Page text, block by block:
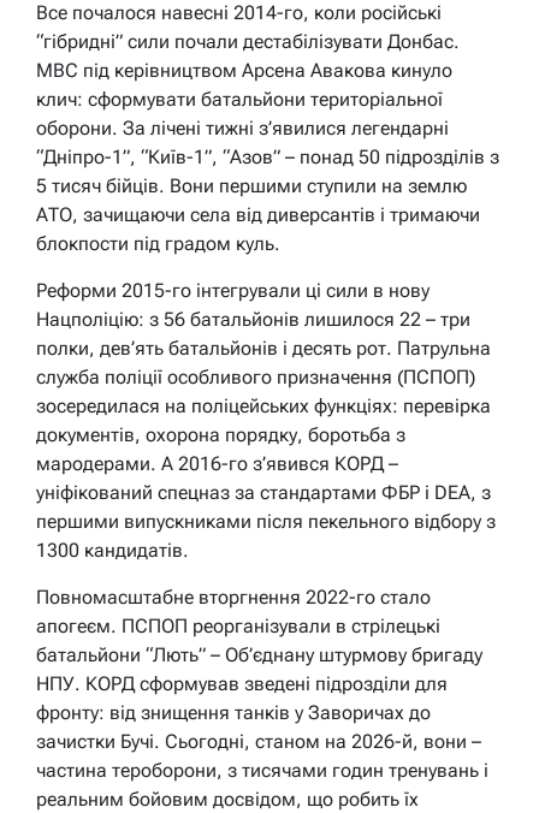
Все почалося навесні 2014-го, коли російські
“гібридні” сили почали дестабілізувати Донбас.
МВС під керівництвом Арсена Авакова кинуло
клич: сформувати батальйони територіальної
оборони. За лічені тижні з’явилися легендарні
“Дніпро-1”, “Київ-1”, “Азов” – понад 50 підрозділів з
5 тисяч бійців. Вони першими ступили на землю
АТО, зачищаючи села від диверсантів і тримаючи
блокпости під градом куль.
Реформи 2015-го інтегрували ці сили в нову
Нацполіцію: з 56 батальйонів лишилося 22 – три
полки, дев’ять батальйонів і десять рот. Патрульна
служба поліції особливого призначення (ПСПОП)
зосередилася на поліцейських функціях: перевірка
документів, охорона порядку, боротьба з
мародерами. А 2016-го з’явився КОРД –
уніфікований спецназ за стандартами ФБР і DEA, з
першими випускниками після пекельного відбору з
1300 кандидатів.
Повномасштабне вторгнення 2022-го стало
апогеєм. ПСПОП реорганізували в стрілецькі
батальйони “Лють” – Об’єднану штурмову бригаду
НПУ. КОРД сформував зведені підрозділи для
фронту: від знищення танків у Заворичах до
зачистки Бучі. Сьогодні, станом на 2026-й, вони –
частина тероборони, з тисячами годин тренувань і
реальним бойовим досвідом, що робить їх